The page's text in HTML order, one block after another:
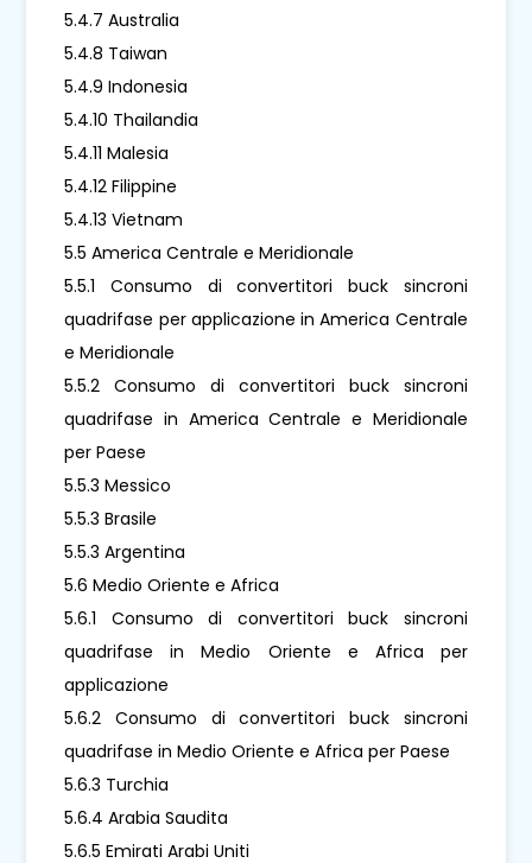
5.4.7 Australia
5.4.8 Taiwan
5.4.9 Indonesia
5.4.10 Thailandia
5.4.11 Malesia
5.4.12 Filippine
5.4.13 Vietnam
5.5 America Centrale e Meridionale
5.5.1 Consumo di convertitori buck sincroni
quadrifase per applicazione in America Centrale
e Meridionale
5.5.2 Consumo di convertitori buck sincroni
quadrifase in America Centrale e Meridionale
per Paese
5.5.3 Messico
5.5.3 Brasile
5.5.3 Argentina
5.6 Medio Oriente e Africa
5.6.1 Consumo di convertitori buck sincroni
quadrifase in Medio Oriente e Africa per
applicazione
5.6.2 Consumo di convertitori buck sincroni
quadrifase in Medio Oriente e Africa per Paese
5.6.3 Turchia
5.6.4 Arabia Saudita
5.6.5 Emirati Arabi Uniti